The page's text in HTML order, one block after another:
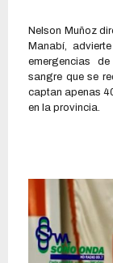
Nelson Muñoz
Manabí,
emergencias
sangre que se
captan apenas
en la provincia.